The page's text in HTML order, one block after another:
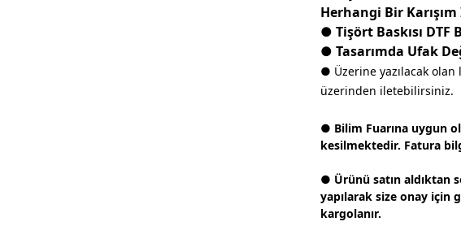
Herhangi Bir
● Tişört Baskısı DTF
● Tasarımda Ufak
● Üzerine yazılacak
üzerinden iletebilirsiniz.
● Bilim Fuarına uygun
kesilmektedir. Fatura
● Ürünü satın aldıktan
yapılarak size onay için
kargolanır.